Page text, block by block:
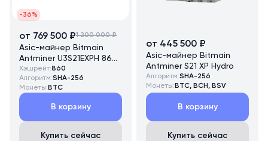
-36%
от 769 500 ₽1 200 000 ₽
Asic-майнер Bitmain
Antminer U3S21EXPH 860
TH/s
Хэшрейт:860
Алгоритм:SHA-256
Монеты:BTC
В корзину
Купить сейчас
от 445 500 ₽
Asic-майнер Bitmain
Antminer S21 XP Hydro
Алгоритм:SHA-256
Монеты: BTC, BCH, BSV
В корзину
Купить сейчас